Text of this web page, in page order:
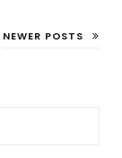
NEWER POSTS